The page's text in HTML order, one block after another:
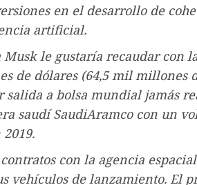
en el desarrollo de
artificial.
le gustaría recaudar con
de dólares (64,5 mil millones
salida a bolsa mundial jamás
saudí SaudiAramco con un
con la agencia espacial
vehículos de lanzamiento. El